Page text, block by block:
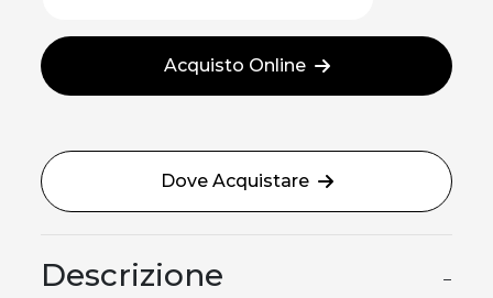
Acquisto Online
Dove Acquistare
Descrizione −